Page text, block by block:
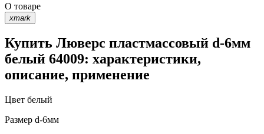
О товаре
xmark
Купить Люверс пластмассовый d-6мм
белый 64009: характеристики,
описание, применение
Цвет белый
Размер d-6мм